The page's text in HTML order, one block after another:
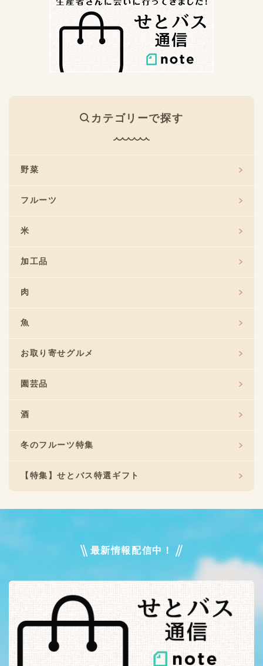
カテゴリーで探す
野菜
フルーツ
米
加工品
肉
魚
お取り寄せグルメ
園芸品
酒
冬のフルーツ特集
【特集】せとバス特選ギフト
最新情報配信中！